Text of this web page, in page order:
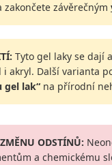
závěrečným
Tyto gel laky se dají
i akryl. Další varianta
gel lak“ na přírodní
ODSTÍNŮ:
a chemickému